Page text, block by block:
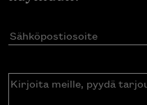
Sähköpostiosoite(Pakollinen)
Kirjoita